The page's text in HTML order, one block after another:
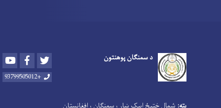
د سمنګان پوهنتون Youtube Facebook
+93799505012